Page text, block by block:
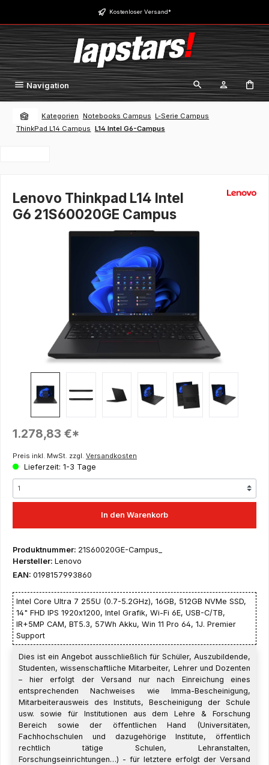
Zum Hauptinhalt springen Kostenloser Versand*
Navigation
Kategorien Notebooks Campus L-Serie Campus
ThinkPad L14 Campus L14 Intel G6-Campus
Lenovo Thinkpad L14 Intel
G6 21S60020GE Campus
Bildergalerie überspringen
Regulärer Preis:
1.278,83 €*
Preis inkl. MwSt. zzgl. Versandkosten
Lieferzeit: 1-3 Tage
In den Warenkorb
Produktnummer: 21S60020GE-Campus_
Hersteller: Lenovo
EAN: 0198157993860
Intel Core Ultra 7 255U (0.7-5.2GHz), 16GB, 512GB NVMe SSD,
14" FHD IPS 1920x1200, Intel Grafik, Wi-Fi 6E, USB-C/TB,
IR+5MP CAM, BT5.3, 57Wh Akku, Win 11 Pro 64, 1J. Premier
Support
Dies ist ein Angebot ausschließlich für Schüler, Auszubildende,
Studenten, wissenschaftliche Mitarbeiter, Lehrer und Dozenten
– hier erfolgt der Versand nur nach Einreichung eines
entsprechenden Nachweises wie Imma-Bescheinigung,
Mitarbeiterausweis des Instituts, Bescheinigung der Schule
usw. sowie für Institutionen aus dem Lehre & Forschung
Bereich sowie der öffentlichen Hand (Universitäten,
Fachhochschulen und dazugehörige Institute, öffentlich
rechtlich tätige Schulen, Lehranstalten,
Forschungseinrichtungen…) - für letztere erfolgt der Versand